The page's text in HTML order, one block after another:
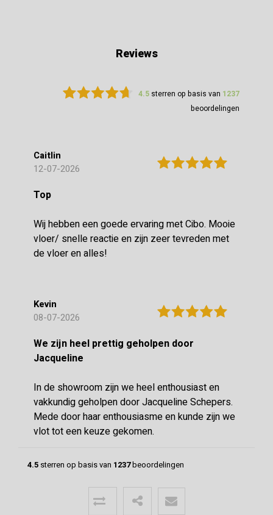
Reviews
4.5 sterren op basis van 1237
beoordelingen
Caitlin
12-07-2026
Top
Wij hebben een goede ervaring met Cibo. Mooie
vloer/ snelle reactie en zijn zeer tevreden met
de vloer en alles!
Kevin
08-07-2026
We zijn heel prettig geholpen door
Jacqueline
In de showroom zijn we heel enthousiast en
vakkundig geholpen door Jacqueline Schepers.
Mede door haar enthousiasme en kunde zijn we
vlot tot een keuze gekomen.
4.5 sterren op basis van 1237beoordelingen